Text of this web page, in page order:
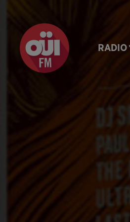
RADIO